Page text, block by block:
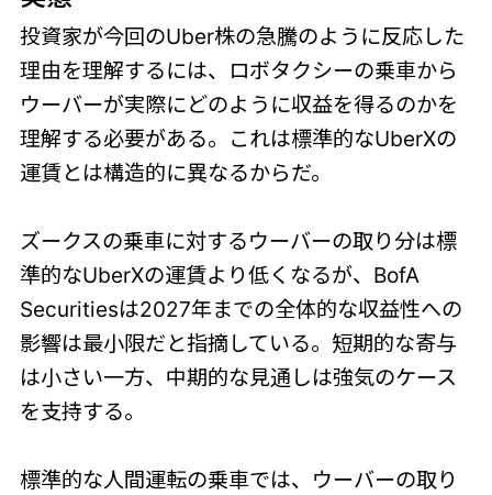
投資家が今回のUber株の急騰のように反応した
理由を理解するには、ロボタクシーの乗車から
ウーバーが実際にどのように収益を得るのかを
理解する必要がある。これは標準的なUberXの
運賃とは構造的に異なるからだ。
ズークスの乗車に対するウーバーの取り分は標
準的なUberXの運賃より低くなるが、BofA
Securitiesは2027年までの全体的な収益性への
影響は最小限だと指摘している。短期的な寄与
は小さい一方、中期的な見通しは強気のケース
を支持する。
標準的な人間運転の乗車では、ウーバーの取り